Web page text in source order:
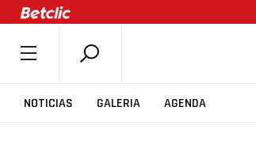
NOTICIAS GALERIA AGENDA
SOBRE A FPB